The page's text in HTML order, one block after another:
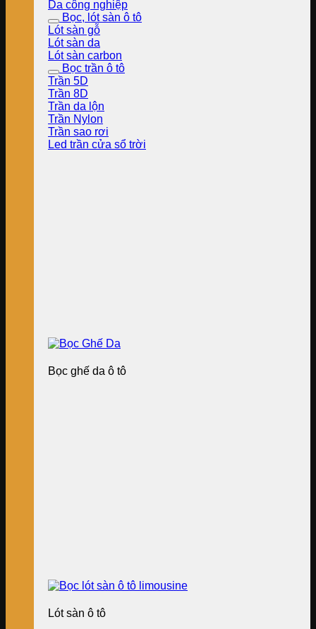
Da công nghiệp
Bọc, lót sàn ô tô
Lót sàn gỗ
Lót sàn da
Lót sàn carbon
Bọc trần ô tô
Trần 5D
Trần 8D
Trần da lộn
Trần Nylon
Trần sao rơi
Led trần cửa sổ trời
Bọc ghế da ô tô
Lót sàn ô tô